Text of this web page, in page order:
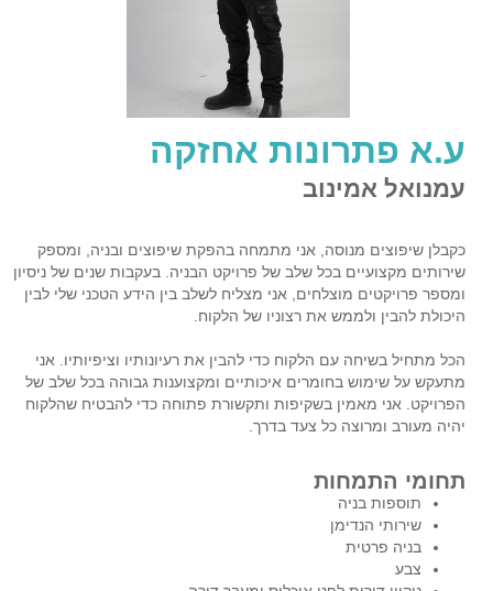
ע.א פתרונות אחזקה
עמנואל אמינוב
כקבלן שיפוצים מנוסה, אני מתמחה בהפקת שיפוצים ובניה, ומספק
שירותים מקצועיים בכל שלב של פרויקט הבניה. בעקבות שנים של ניסיון
ומספר פרויקטים מוצלחים, אני מצליח לשלב בין הידע הטכני שלי לבין
היכולת להבין ולממש את רצוניו של הלקוח.
הכל מתחיל בשיחה עם הלקוח כדי להבין את רעיונותיו וציפיותיו. אני
מתעקש על שימוש בחומרים איכותיים ומקצוענות גבוהה בכל שלב של
הפרויקט. אני מאמין בשקיפות ותקשורת פתוחה כדי להבטיח שהלקוח
יהיה מעורב ומרוצה כל צעד בדרך.
תחומי התמחות
תוספות בניה
שירותי הנדימן
בניה פרטית
צבע